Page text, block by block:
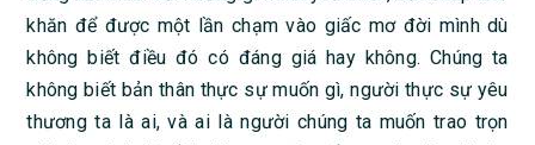
khăn để được một lần chạm vào giấc mơ đời mình dù
không biết điều đó có đáng giá hay không. Chúng ta
không biết bản thân thực sự muốn gì, người thực sự yêu
thương ta là ai, và ai là người chúng ta muốn trao trọn